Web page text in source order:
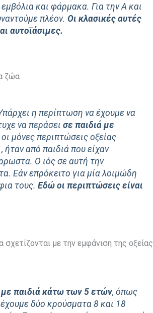
και φάρμακα. Για την Α και
πλέον. Οι κλασικές αυτές
αυτοϊάσιμες.
ζώα
η περίπτωση να έχουμε να
να περάσει σε παιδιά με
μόνες περιπτώσεις οξείας
από παιδιά που είχαν
Ο ιός σε αυτή την
Εάν επρόκειτο για μία λοιμώδη
τους. Εδώ οι περιπτώσεις είναι
με την εμφάνιση της οξείας
με παιδιά κάτω των 5 ετών, όπως
δύο κρούσματα 8 και 18